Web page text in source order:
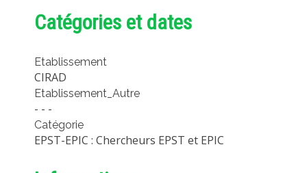
MÉTHODES ET OUTILS
PUBLICATIONS SUR HAL
HDR
THÈSES
WORKING PAPERS
Catégories et dates
Etablissement
CIRAD
Etablissement_Autre
- - -
Catégorie
EPST-EPIC : Chercheurs EPST et EPIC